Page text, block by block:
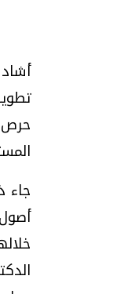
حرص
جاء
موجات الطقس